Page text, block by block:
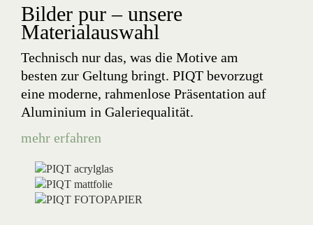
Bilder pur – unsere
Materialauswahl
Technisch nur das, was die Motive am
besten zur Geltung bringt. PIQT bevorzugt
eine moderne, rahmenlose Präsentation auf
Aluminium in Galeriequalität.
mehr erfahren